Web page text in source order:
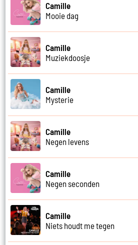
Camille
Mooie dag
Camille
Muziekdoosje
Camille
Mysterie
Camille
Negen levens
Camille
Negen seconden
Camille
Niets houdt me tegen